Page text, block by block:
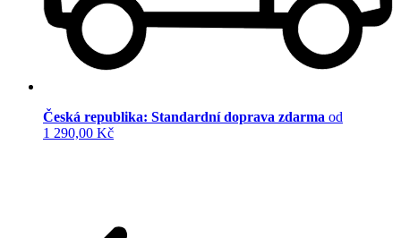
Česká republika: Standardní doprava zdarma od
1 290,00 Kč